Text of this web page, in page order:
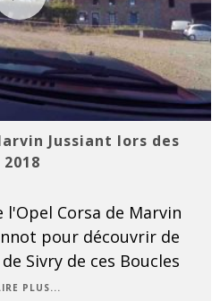
Jussiant lors des
l'Opel Corsa de Marvin
pour découvrir de
Sivry de ces Boucles
PLUS...